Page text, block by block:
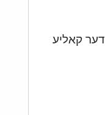
קאליע